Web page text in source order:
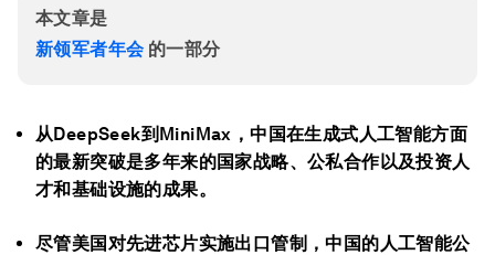
本文章是
新领军者年会的一部分
从DeepSeek到MiniMax，中国在生成式人工智能方面
的最新突破是多年来的国家战略、公私合作以及投资人
才和基础设施的成果。
尽管美国对先进芯片实施出口管制，中国的人工智能公